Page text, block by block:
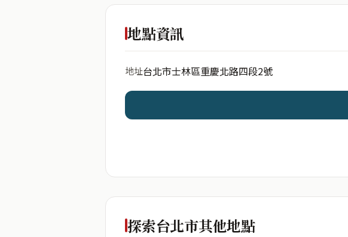
地點資訊
地址台北市士林區重慶北路四段2號
探索台北市其他地點